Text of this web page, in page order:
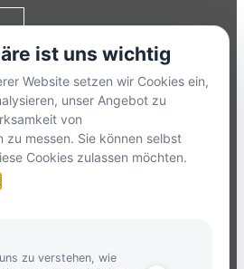
3729790
ist uns wichtig
Website setzen wir Cookies ein,
unser Angebot zu
von
zu messen. Sie können selbst
Cookies zulassen möchten.
zu verstehen, wie